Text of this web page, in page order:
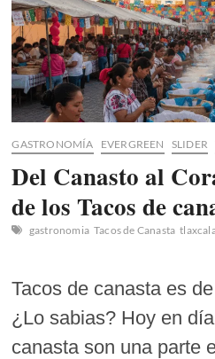
GASTRONOMÍA EVERGREEN SLIDER
Del Canasto al
de los Tacos de
gastronomia Tacos de Canasta
Tacos de canasta es
¿Lo sabias? Hoy en
canasta son una parte